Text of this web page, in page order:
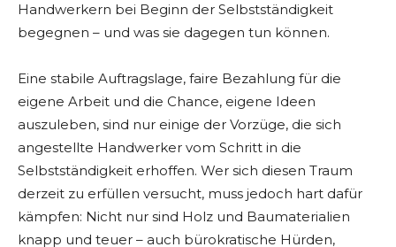
Handwerkern bei Beginn der Selbstständigkeit
begegnen – und was sie dagegen tun können.
Eine stabile Auftragslage, faire Bezahlung für die
eigene Arbeit und die Chance, eigene Ideen
auszuleben, sind nur einige der Vorzüge, die sich
angestellte Handwerker vom Schritt in die
Selbstständigkeit erhoffen. Wer sich diesen Traum
derzeit zu erfüllen versucht, muss jedoch hart dafür
kämpfen: Nicht nur sind Holz und Baumaterialien
knapp und teuer – auch bürokratische Hürden,